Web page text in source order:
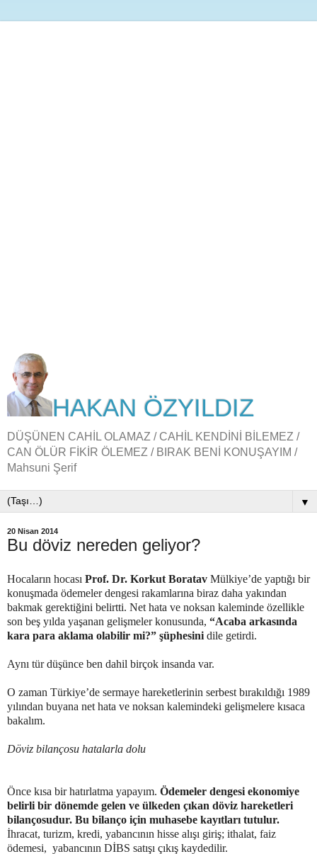
HAKAN ÖZYILDIZ
DÜŞÜNEN CAHİL OLAMAZ / CAHİL KENDİNİ BİLEMEZ /
CAN ÖLÜR FİKİR ÖLEMEZ / BIRAK BENİ KONUŞAYIM /
Mahsuni Şerif
▼
20 Nisan 2014
Bu döviz nereden geliyor?
Hocaların hocası Prof. Dr. Korkut Boratav Mülkiye’de yaptığı bir
konuşmada ödemeler dengesi rakamlarına biraz daha yakından
bakmak gerektiğini belirtti. Net hata ve noksan kaleminde özellikle
son beş yılda yaşanan gelişmeler konusunda, “Acaba arkasında
kara para aklama olabilir mi?” şüphesini dile getirdi.
Aynı tür düşünce ben dahil birçok insanda var.
O zaman Türkiye’de sermaye hareketlerinin serbest bırakıldığı 1989
yılından buyana net hata ve noksan kalemindeki gelişmelere kısaca
bakalım.
Döviz bilançosu hatalarla dolu
Önce kısa bir hatırlatma yapayım. Ödemeler dengesi ekonomiye
belirli bir dönemde gelen ve ülkeden çıkan döviz hareketleri
bilançosudur. Bu bilanço için muhasebe kayıtları tutulur.
İhracat, turizm, kredi, yabancının hisse alışı giriş; ithalat, faiz
ödemesi, yabancının DİBS satışı çıkış kaydedilir.